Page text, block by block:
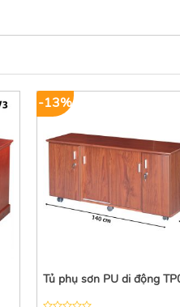
-13%
Tủ phụ sơn PU di động